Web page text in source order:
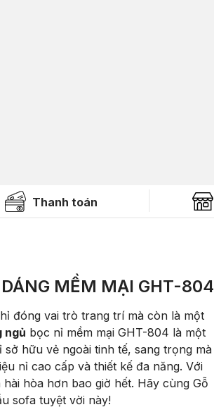
Thanh toán
DÁNG MỀM MẠI GHT-804
đóng vai trò trang trí mà còn là một
ngủ bọc nỉ mềm mại GHT-804 là một
hữu vẻ ngoài tinh tế, sang trọng mà
nỉ cao cấp và thiết kế đa năng. Với
hòa hơn bao giờ hết. Hãy cùng Gỗ
sofa tuyệt vời này!